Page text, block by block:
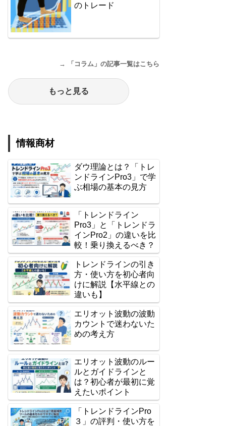
のトレード
→ 「コラム」の記事一覧はこちら
もっと見る
情報商材
ダウ理論とは？「トレ
ンドラインPro3」で学
ぶ相場の基本の見方
「トレンドライン
Pro3」と「トレンドラ
インPro2」の違いを比
較！乗り換えるべき？
トレンドラインの引き
方・使い方を初心者向
けに解説【水平線との
違いも】
エリオット波動の波動
カウントで迷わないた
めの考え方
エリオット波動のルー
ルとガイドラインと
は？初心者が最初に覚
えたいポイント
「トレンドラインPro
３」の評判・使い方を